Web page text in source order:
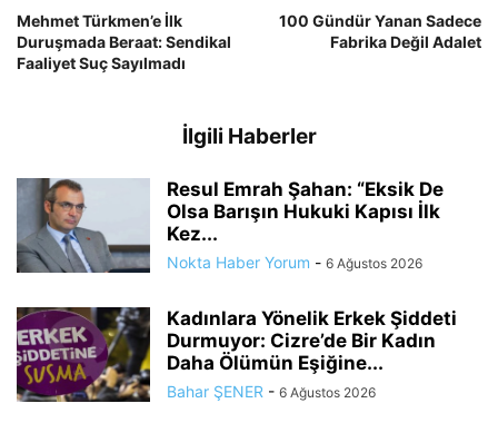
Mehmet Türkmen’e İlk
Duruşmada Beraat: Sendikal
Faaliyet Suç Sayılmadı
100 Gündür Yanan Sadece
Fabrika Değil Adalet
İlgili Haberler
Resul Emrah Şahan: “Eksik De
Olsa Barışın Hukuki Kapısı İlk
Kez...
Nokta Haber Yorum - 6 Ağustos 2026
Kadınlara Yönelik Erkek Şiddeti
Durmuyor: Cizre’de Bir Kadın
Daha Ölümün Eşiğine...
Bahar ŞENER - 6 Ağustos 2026